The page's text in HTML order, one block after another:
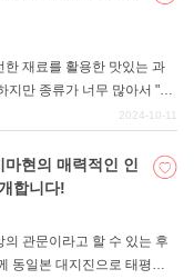
퍼지는데, 얼마든지 먹을 수
이 기류 명물인 소스 카츠동
한 재료를 활용한 맛있는 과
지만 종류가 너무 많아서 "어
... "라는 분들도 많을 것이다.
! 기념품 구입이나 여행 중
란다.
2024-10-11
현의 매력적인 인
합니다!
관문이라고 할 수 있는 후
동일본 대지진으로 태평양